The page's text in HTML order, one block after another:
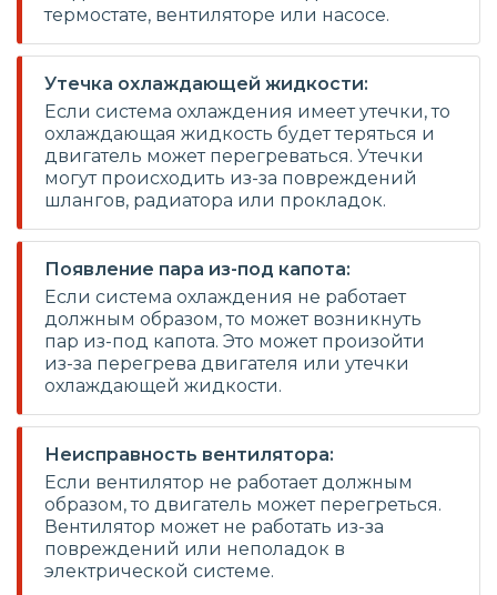
термостате, вентиляторе или насосе.
Утечка охлаждающей жидкости:
Если система охлаждения имеет утечки, то
охлаждающая жидкость будет теряться и
двигатель может перегреваться. Утечки
могут происходить из-за повреждений
шлангов, радиатора или прокладок.
Появление пара из-под капота:
Если система охлаждения не работает
должным образом, то может возникнуть
пар из-под капота. Это может произойти
из-за перегрева двигателя или утечки
охлаждающей жидкости.
Неисправность вентилятора:
Если вентилятор не работает должным
образом, то двигатель может перегреться.
Вентилятор может не работать из-за
повреждений или неполадок в
электрической системе.